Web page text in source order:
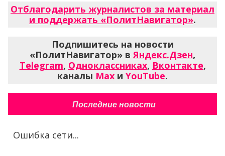
Отблагодарить журналистов за материал
и поддержать «ПолитНавигатор».
Подпишитесь на новости
«ПолитНавигатор» в Яндекс.Дзен,
Telegram, Одноклассниках, Вконтакте,
каналы Max и YouTube.
Последние новости
Ошибка сети...